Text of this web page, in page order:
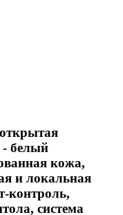
- белый
кожа,
и локальная
контроль,
система